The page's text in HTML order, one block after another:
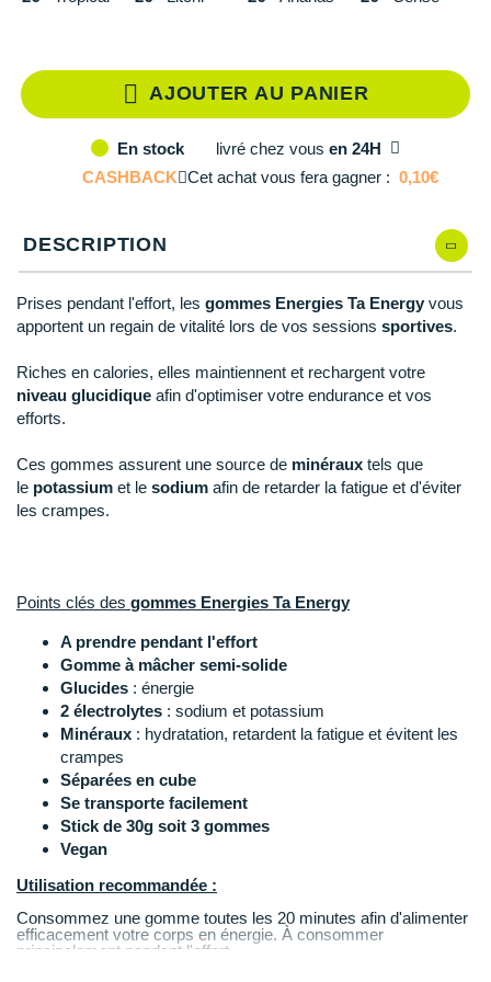
Qté: 10
AJOUTER AU PANIER
En stock livréchez vous en 24H
CASHBACK
Cet achat vous fera gagner :0,10€
DESCRIPTION
Prises pendant l'effort, les gommes Energies Ta Energy vous
apportent un regain de vitalité lors de vos sessions sportives.
Riches en calories, elles maintiennent et rechargent votre
niveau glucidique afin d'optimiser votre endurance et vos
efforts.
Ces gommes assurent une source de minéraux tels que
le potassium et le sodium afin de retarder la fatigue et d'éviter
les crampes.
Points clés des gommes Energies Ta Energy
A prendre pendant l'effort
Gomme à mâcher semi-solide
Glucides : énergie
2 électrolytes : sodium et potassium
Minéraux : hydratation, retardent la fatigue et évitent les
crampes
Séparées en cube
Se transporte facilement
Stick de 30g soit 3 gommes
Vegan
Utilisation recommandée :
Consommez une gomme toutes les 20 minutes afin d'alimenter
efficacement votre corps en énergie. À consommer
principalement pendant l'effort.
The North Face
Under Armour
+ Voir toutes les marques
The North Face
Under Armour
+ Voir toutes les marques
Saxx
+ Voir toutes les marques
+ Voir tous lesvêtements homme
Under Armour
+ Voir toutes les marques
DÉSTOCKAGE
+ Voir tous lesvêtements femme
Withings
X-Moove
+ Voir toutes les marques
+ Voir tous les produitsélectroniques
Trouvez votre montre sport GPS
Divers
Équipe de France
Jumelles
Orientation
Sac de couchage
Sécurité
Tours de cou
Triathlon-Natation
PAR MARQUES
Raidlight
+ Voir toutes les marques
Huawei
Maurten
Merrell
Mizuno
New Balance
On-Running
Orca
OVERSTIMS
Patagonia
Petzl
Polar
Puma